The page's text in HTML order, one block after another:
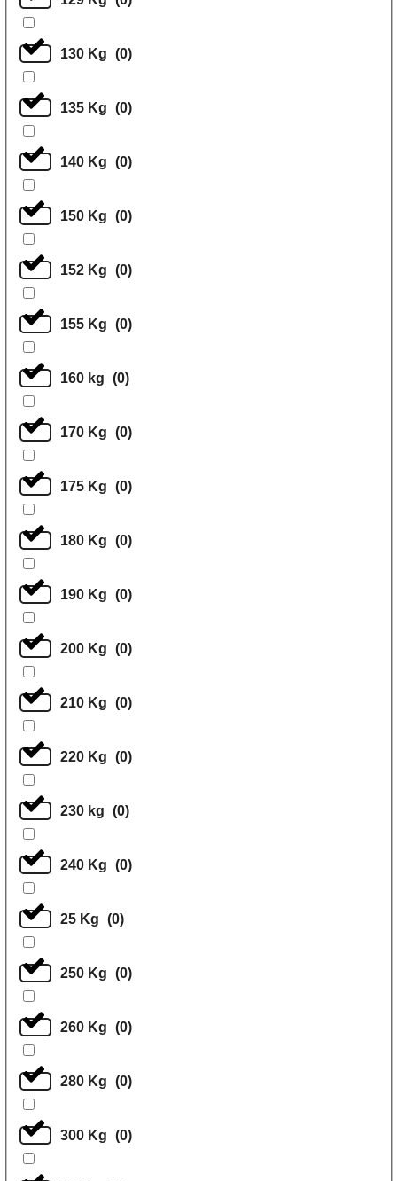
130 Kg (0)
135 Kg (0)
140 Kg (0)
150 Kg (0)
152 Kg (0)
155 Kg (0)
160 kg (0)
170 Kg (0)
175 Kg (0)
180 Kg (0)
190 Kg (0)
200 Kg (0)
210 Kg (0)
220 Kg (0)
230 kg (0)
240 Kg (0)
25 Kg (0)
250 Kg (0)
260 Kg (0)
280 Kg (0)
300 Kg (0)